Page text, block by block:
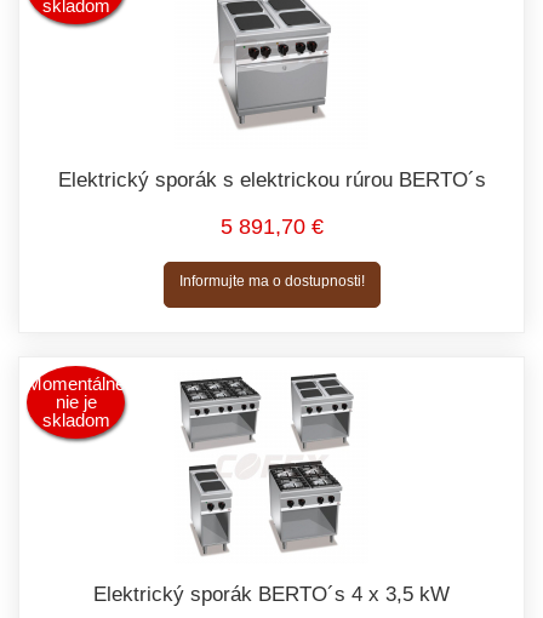
skladom
Elektrický sporák s elektrickou rúrou BERTO´s
5 891,70 €
Informujte ma o dostupnosti!
Momentálne
nie je
skladom
Elektrický sporák BERTO´s 4 x 3,5 kW